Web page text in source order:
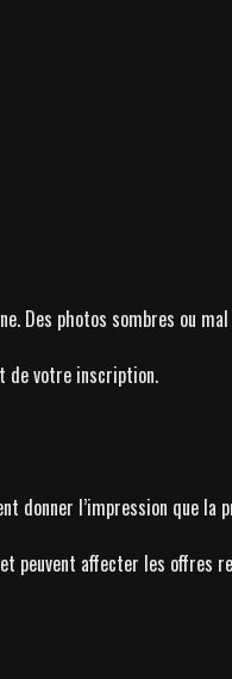
Des photos sombres ou
de votre inscription.
donner l’impression que la
peuvent affecter les offres